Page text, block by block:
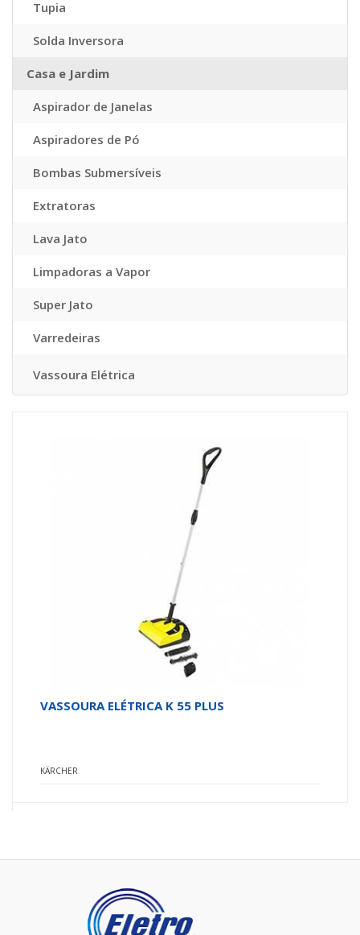
Tupia
Solda Inversora
Casa e Jardim
Aspirador de Janelas
Aspiradores de Pó
Bombas Submersíveis
Extratoras
Lava Jato
Limpadoras a Vapor
Super Jato
Varredeiras
Vassoura Elétrica
VASSOURA ELÉTRICA K 55 PLUS
KÄRCHER